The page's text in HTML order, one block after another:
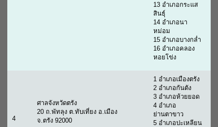
13 อำเภอกระแส
สินธุ์
14 อำเภอนา
หม่อม
15 อำเภอบางกล่ำ
16 อำเภอคลอง
หอยโข่ง
4
ศาลจังหวัดตรัง
20 ถ.พัทลุง ต.ทับเที่ยง อ.เมือง
จ.ตรัง 92000
1 อำเภอเมืองตรัง
2 อำเภอกันตัง
3 อำเภอห้วยยอด
4 อำเภอ
ย่านตาขาว
5 อำเภอปะเหลียน